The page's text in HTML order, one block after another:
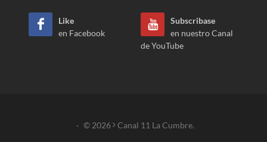
Like
en Facebook
Subscribase
en nuestro Canal
de YouTube
· © 2026 Canal 11 La Cumbre.